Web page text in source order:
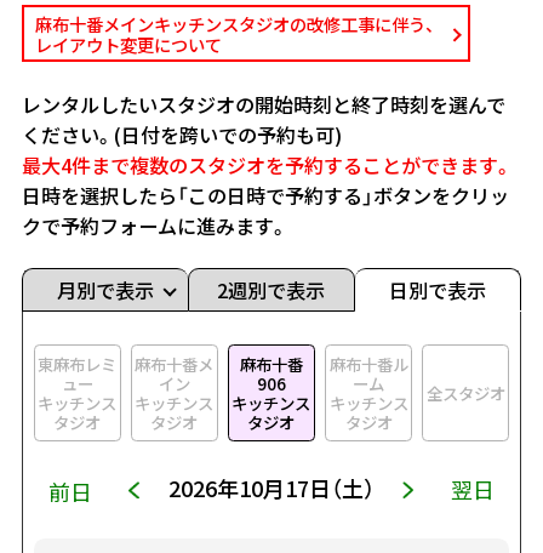
麻布十番メインキッチンスタジオの改修工事に伴う、
レイアウト変更について
レンタルしたいスタジオの開始時刻と終了時刻を選んで
ください。(日付を跨いでの予約も可)
最大4件まで複数のスタジオを予約することができます。
日時を選択したら「この日時で予約する」ボタンをクリッ
クで予約フォームに進みます。
月別で表示 2週別で表示 日別で表示
東麻布レミ
ュー
キッチンス
タジオ
麻布十番メ
イン
キッチンス
タジオ
麻布十番
906
キッチンス
タジオ
麻布十番ル
ーム
キッチンス
タジオ
全スタジオ
前日 2026年10月17日（土） 翌日